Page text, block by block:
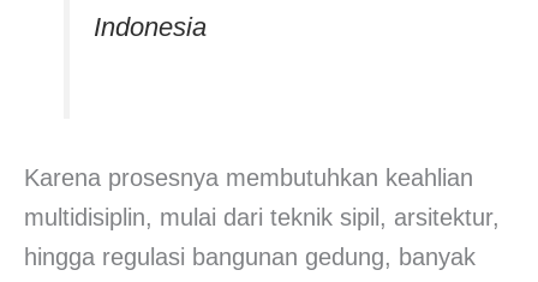
Indonesia
Karena prosesnya membutuhkan keahlian
multidisiplin, mulai dari teknik sipil, arsitektur,
hingga regulasi bangunan gedung, banyak